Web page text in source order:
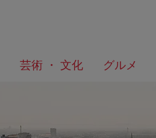
芸術 ・ 文化 グルメ